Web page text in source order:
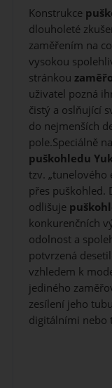
Konstrukce
dlouholeté
zaměřením na
vysokou
stránkou
uživatel pozná
čistý a oslňující
do nejmenších
pole.Speciálně
puškohledu
tzv.
přes puškohled.
odlišuje
konkurenčních
odolnost a
potvrzená
vzhledem k
jediného
zesílení jeho
digitálními nebo